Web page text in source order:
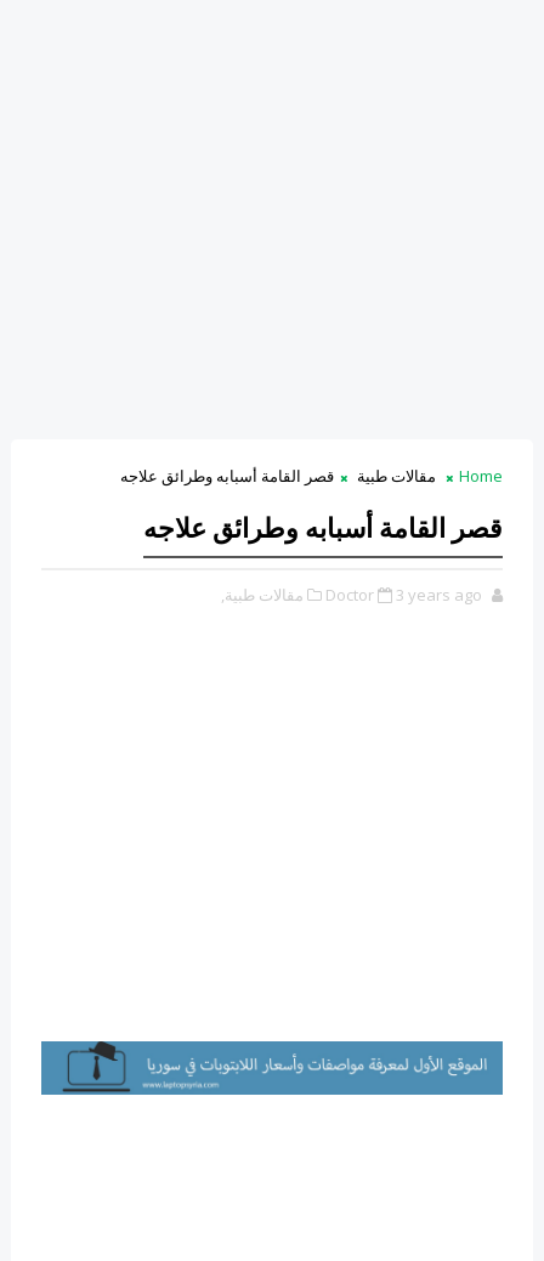
Home مقالات طبية قصر القامة أسبابه وطرائق علاجه
قصر القامة أسبابه وطرائق علاجه
Doctor 3 years ago مقالات طبية,